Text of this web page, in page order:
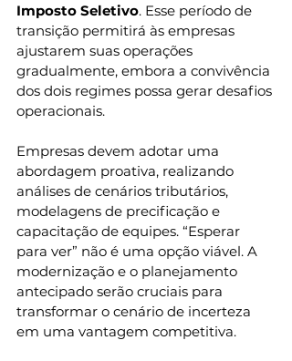
Imposto Seletivo. Esse período de
transição permitirá às empresas
ajustarem suas operações
gradualmente, embora a convivência
dos dois regimes possa gerar desafios
operacionais.
Empresas devem adotar uma
abordagem proativa, realizando
análises de cenários tributários,
modelagens de precificação e
capacitação de equipes. “Esperar
para ver” não é uma opção viável. A
modernização e o planejamento
antecipado serão cruciais para
transformar o cenário de incerteza
em uma vantagem competitiva.